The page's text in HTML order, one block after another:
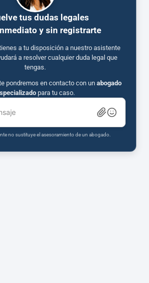
tus dudas legales
y sin registrarte
a tu disposición a nuestro asistente
a resolver cualquier duda legal que
tengas.
pondremos en contacto con un abogado
para tu caso.
no sustituye el asesoramiento de un abogado.